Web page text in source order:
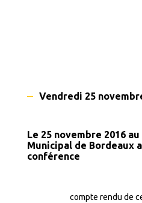
Vendredi 25
Le 25 novembre 2016
Municipal de Bordeaux
conférence
compte rendu de